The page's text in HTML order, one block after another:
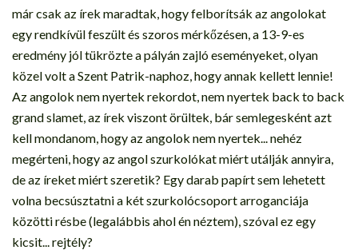
már csak az írek maradtak, hogy felborítsák az angolokat
egy rendkívül feszült és szoros mérkőzésen, a 13-9-es
eredmény jól tükrözte a pályán zajló eseményeket, olyan
közel volt a Szent Patrik-naphoz, hogy annak kellett lennie!
Az angolok nem nyertek rekordot, nem nyertek back to back
grand slamet, az írek viszont örültek, bár semlegesként azt
kell mondanom, hogy az angolok nem nyertek... nehéz
megérteni, hogy az angol szurkolókat miért utálják annyira,
de az íreket miért szeretik? Egy darab papírt sem lehetett
volna becsúsztatni a két szurkolócsoport arroganciája
közötti résbe (legalábbis ahol én néztem), szóval ez egy
kicsit... rejtély?